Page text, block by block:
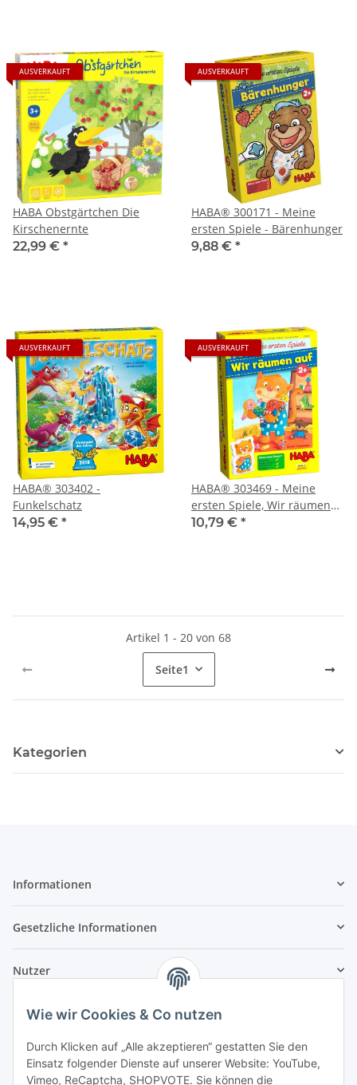
Wie wir Cookies & Co nutzen
Durch Klicken auf „Alle akzeptieren“ gestatten Sie den
Einsatz folgender Dienste auf unserer Website: YouTube,
Vimeo, ReCaptcha, SHOPVOTE. Sie können die
AUSVERKAUFT
HABA Obstgärtchen Die
Kirschenernte
22,99 € *
AUSVERKAUFT
HABA® 300171 - Meine
ersten Spiele - Bärenhunger
9,88 € *
AUSVERKAUFT
HABA® 303402 -
Funkelschatz
14,95 € *
AUSVERKAUFT
HABA® 303469 - Meine
ersten Spiele, Wir räumen
auf
10,79 € *
Artikel 1 - 20 von 68
Seite1
Kategorien
Informationen
Gesetzliche Informationen
Nutzer